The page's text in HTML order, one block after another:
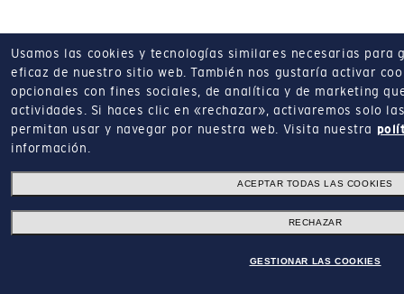
Usamos las cookies y tecnologías similares necesarias
eficaz de nuestro sitio web. También nos gustaría activar
opcionales con fines sociales, de analítica y de marketing
actividades.
Si haces clic en «rechazar», activaremos solo
permitan usar y navegar por nuestra web.
Visita nuestra
información.
ACEPTAR TODAS LAS COOKIES
RECHAZAR
GESTIONAR LAS COOKIES